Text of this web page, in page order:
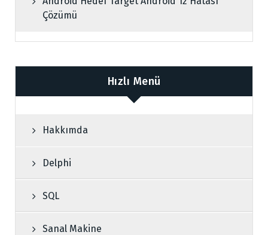
Çözümü
Hızlı Menü
Hakkımda
Delphi
SQL
Sanal Makine